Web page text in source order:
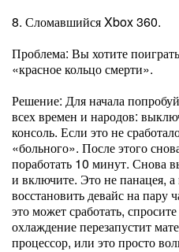
8. Сломавшийся Xbox 360.
Проблема: Вы хотите
«красное кольцо смерти».
Решение: Для начала
всех времен и народов:
консоль. Если это не
«больного». После этого
поработать 10 минут. Снова
и включите. Это не панацея,
восстановить девайс на пару
это может сработать,
охлаждение перезапустит
процессор, или это просто